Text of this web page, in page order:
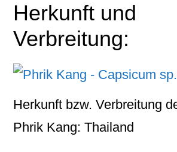
Herkunft und
Verbreitung:
Herkunft bzw. Verbreitung
Phrik Kang: Thailand